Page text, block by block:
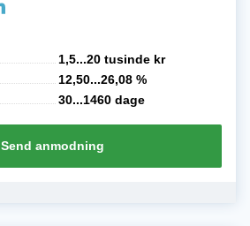
1,5...20 tusinde kr
12,50...26,08 %
30...1460 dage
Send anmodning